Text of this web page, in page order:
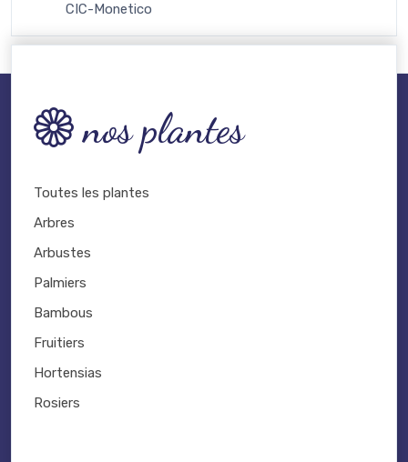
CIC-Monetico
nos plantes
Toutes les plantes
Arbres
Arbustes
Palmiers
Bambous
Fruitiers
Hortensias
Rosiers